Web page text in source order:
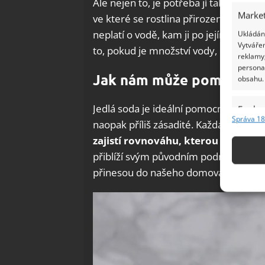
obsahu.
Funkce
Správa
ve které se rostlina přirozeně
neplatí o vodě, kam ji po jejím
to, pokud je množství vody, které
Jak nám může pomoci
Jedlá soda je ideální pomocník na
naopak příliš zásadité. Každá
zajistí rovnováhu, kterou rostlina
přiblíží svým původním podmínkám a
přinesou do našeho domova nádech